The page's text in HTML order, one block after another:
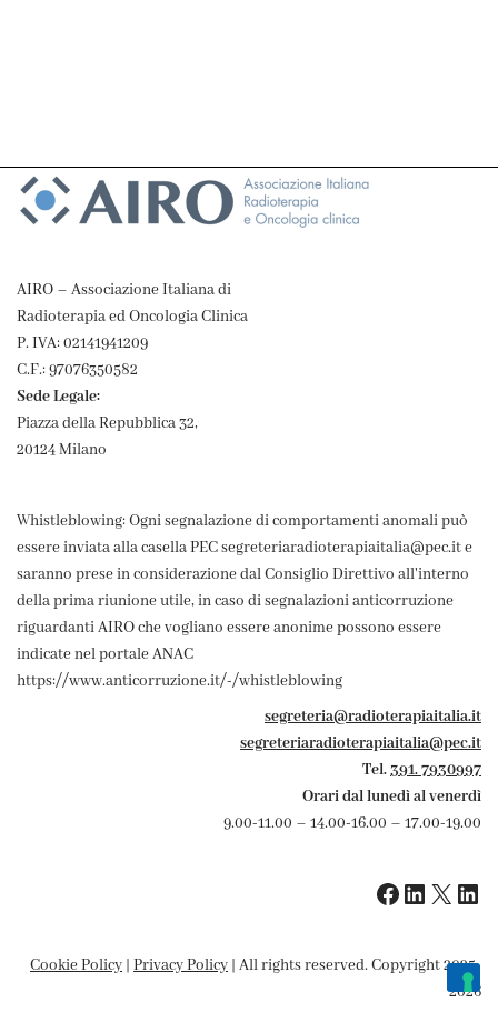
AIRO – Associazione Italiana di
Radioterapia ed Oncologia Clinica
P. IVA: 02141941209
C.F.: 97076350582
Sede Legale:
Piazza della Repubblica 32,
20124 Milano
Whistleblowing: Ogni segnalazione di comportamenti anomali può
essere inviata alla casella PEC segreteriaradioterapiaitalia@pec.it e
saranno prese in considerazione dal Consiglio Direttivo all'interno
della prima riunione utile, in caso di segnalazioni anticorruzione
riguardanti AIRO che vogliano essere anonime possono essere
indicate nel portale ANAC
https://www.anticorruzione.it/-/whistleblowing
segreteria@radioterapiaitalia.it
segreteriaradioterapiaitalia@pec.it
Tel.391. 7930997
Orari dal lunedì al venerdì
9.00-11.00 – 14.00-16.00 – 17.00-19.00
Cookie Policy | Privacy Policy | All rights reserved. Copyright 2025-
2026